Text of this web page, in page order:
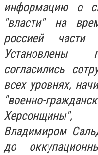
информацию о
"власти" на
россией части
Установлены
согласились
всех уровнях,
"военно-
Владимиром
до